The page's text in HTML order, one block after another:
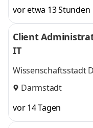
vor etwa 13 Stunden
Client
IT
Wissenschaftsstadt
Darmstadt
vor 14 Tagen